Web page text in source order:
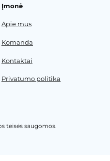
Įmonė
Apie mus
Komanda
Kontaktai
Privatumo politika
teisės saugomos.